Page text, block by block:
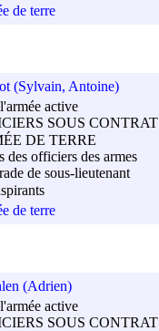
de terre
(Sylvain, Antoine)
active
SOUS CONTRAT
DE TERRE
des officiers des armes
de sous-lieutenant
de terre
(Adrien)
active
SOUS CONTRAT